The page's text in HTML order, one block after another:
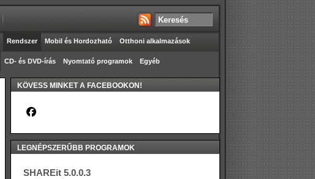
Rendszer Mobil és Hordozható Otthoni alkalmazások
CD- és DVD-írás Nyomtató programok Egyéb
KÖVESS MINKET A FACEBOOKON!
LEGNÉPSZERŰBB PROGRAMOK
SHAREit 5.0.0.3